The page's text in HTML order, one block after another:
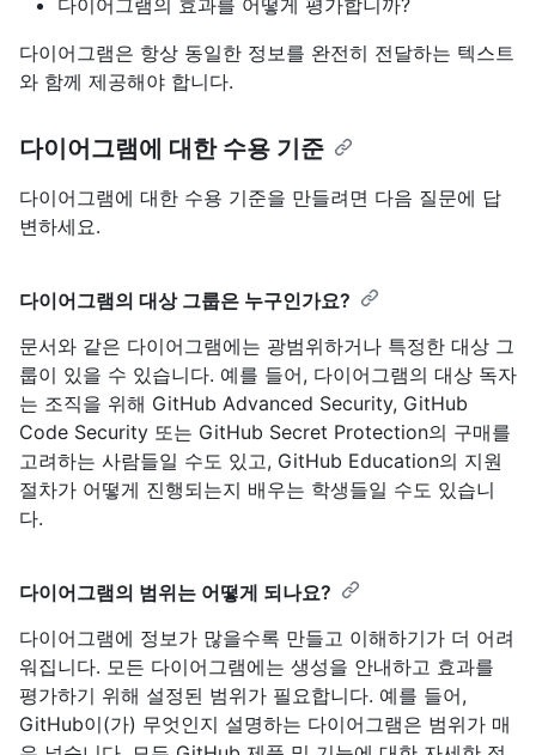
다이어그램은 항상 동일한 정보를 완전히 전달하는 텍스트
와 함께 제공해야 합니다.
다이어그램에 대한 수용 기준
다이어그램에 대한 수용 기준을 만들려면 다음 질문에 답
변하세요.
다이어그램의 대상 그룹은 누구인가요?
문서와 같은 다이어그램에는 광범위하거나 특정한 대상 그
룹이 있을 수 있습니다. 예를 들어, 다이어그램의 대상 독자
는 조직을 위해 GitHub Advanced Security, GitHub
Code Security 또는 GitHub Secret Protection의 구매를
고려하는 사람들일 수도 있고, GitHub Education의 지원
절차가 어떻게 진행되는지 배우는 학생들일 수도 있습니
다.
다이어그램의 범위는 어떻게 되나요?
다이어그램에 정보가 많을수록 만들고 이해하기가 더 어려
워집니다. 모든 다이어그램에는 생성을 안내하고 효과를
평가하기 위해 설정된 범위가 필요합니다. 예를 들어,
GitHub이(가) 무엇인지 설명하는 다이어그램은 범위가 매